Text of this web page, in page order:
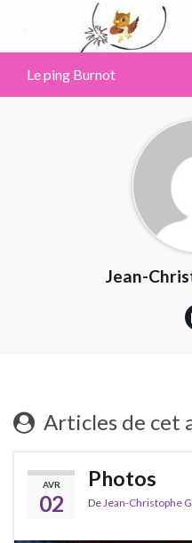
Le ping Burnot
Jean-
Articles de cet
AVR
02
Photos
De Jean-Christophe